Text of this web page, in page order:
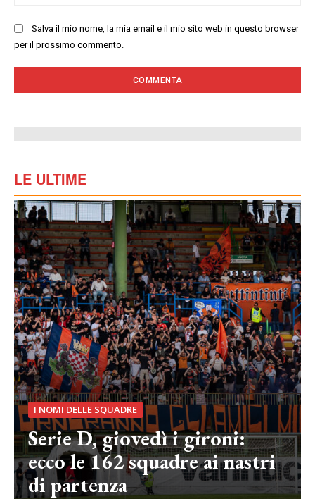
Salva il mio nome, la mia email e il mio sito web in questo browser
per il prossimo commento.
LE ULTIME
I NOMI DELLE SQUADRE
Serie D, giovedì i gironi:
ecco le 162 squadre ai nastri
di partenza